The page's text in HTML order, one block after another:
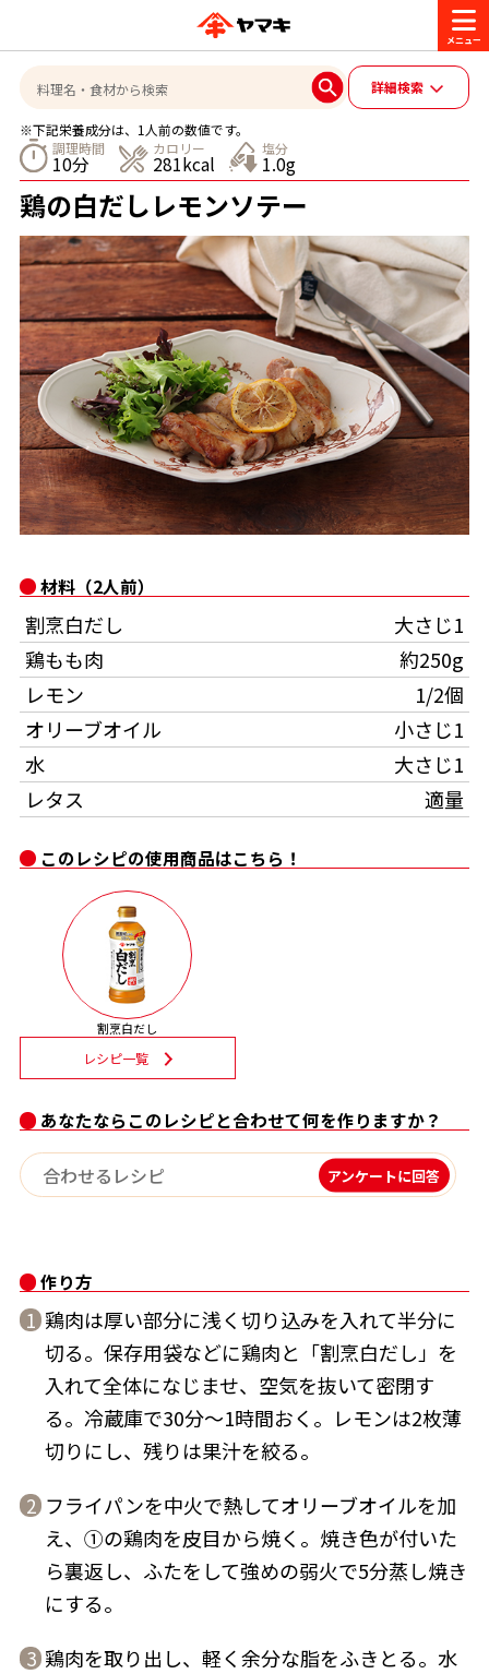
商品情報
ブランド一覧
ヤマキ『めんつゆ』 ヤマキ 割烹白だし
旨さ、別格。だし屋の鍋 韓福善シリーズ
サッと鍋® 楽チン鍋®
楽チン屋® ストレートつゆ
新鮮一番 『氷熟®』
『踊り節』
レシピ
おいしいレシピを探す
おいしいレシピトップ
主食レシピ
主菜レシピ
汁物レシピ
おいしいレシピを商品から探す
かつお節レシピ
めんつゆレシピ
割烹白だしレシピ
レシピ特設サイト
割烹白だしレシピ特集
だし巻き卵特集
かつおだしが決め手！簡単茶碗蒸し
かつお節・だしを楽しむ
かつお節・だしを知る
だしの取り方
かつお節の削り方
かつお節・だしをもっと知る
かつお節・だしを楽しむ
だしコミュ
CM・キャンペーン
CM
キャンペーン一覧
企業・採用情報
企業情報
- 百年対話
採用情報
- ジョブリターン制
お問い合わせ
ヤマキお客様相談室
オンラインショップ
Global
詳細検索
※下記栄養成分は、1人前の数値です。
調理時間
10分
カロリー
281kcal
塩分
1.0g
鶏の白だしレモンソテー
このレシピの使用商品はこちら！
割烹白だし
レシピ一覧
あなたならこのレシピと合わせて何を作りますか？
アンケートに回答
作り方
1 鶏肉は厚い部分に浅く切り込みを入れて半分に
切る。保存用袋などに鶏肉と「割烹白だし」を
入れて全体になじませ、空気を抜いて密閉す
る。冷蔵庫で30分～1時間おく。レモンは2枚薄
切りにし、残りは果汁を絞る。
2 フライパンを中火で熱してオリーブオイルを加
え、①の鶏肉を皮目から焼く。焼き色が付いた
ら裏返し、ふたをして強めの弱火で5分蒸し焼き
にする。
3 鶏肉を取り出し、軽く余分な脂をふきとる。水
材料（2人前）
割烹白だし
大さじ1
鶏もも肉
約250g
レモン
1/2個
オリーブオイル
小さじ1
水
大さじ1
レタス
適量